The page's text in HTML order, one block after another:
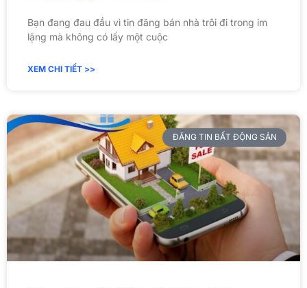
Bạn đang đau đầu vì tin đăng bán nhà trôi đi trong im
lặng mà không có lấy một cuộc
XEM CHI TIẾT >>
ĐĂNG TIN BẤT ĐỘNG SẢN